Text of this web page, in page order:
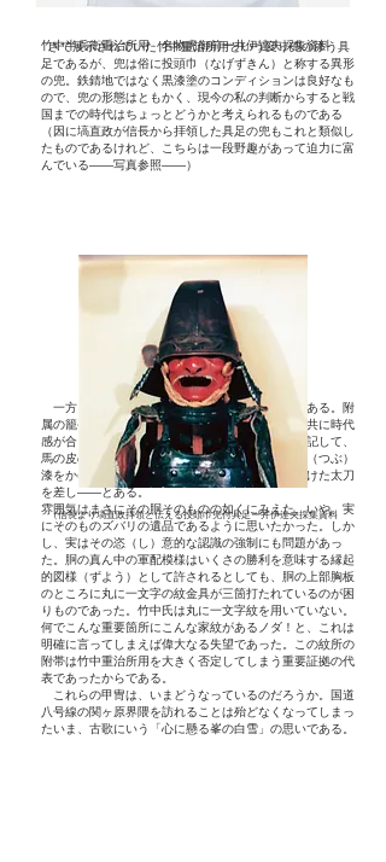
さて展示されていた竹中重治所用という変り兜の添う具
足であるが、兜は俗に投頭巾（なげずきん）と称する異形
の兜。鉄錆地ではなく黒漆塗のコンディションは良好なも
ので、兜の形態はともかく、現今の私の判断からすると戦
国までの時代はちょっとどうかと考えられるものである
（因に塙直政が信長から拝領した具足の兜もこれと類似し
たものであるけれど、こちらは一段野趣があって迫力に富
んでいる——写真参照——）
一方、胴は包革に金で軍配を図案化して描いてある。附
属の籠手（たしか革包の産籠手——うぶごて）と共に時代
感が合っていた。「古記」に竹中半兵衛の軍装を記して、
馬の皮の裏を表に用い粗々（あらあら）とした粒（つぶ）
漆をかけた鎧に・・・虎御前（とらごぜ）と名付けた太刀
を差し——とある。
雰囲気はまさにその胴そのものの如くにみえた。いや、実
にそのものズバリの遺品であるように思いたかった。しか
し、実はその恣（し）意的な認識の強制にも問題があっ
た。胴の真ん中の軍配模様はいくさの勝利を意味する縁起
的図様（ずよう）として許されるとしても、胴の上部胸板
のところに丸に一文字の紋金具が三箇打たれているのが困
りものであった。竹中氏は丸に一文字紋を用いていない。
何でこんな重要箇所にこんな家紋があるノダ！と、これは
明確に言ってしまえば偉大なる失望であった。この紋所の
附帯は竹中重治所用を大きく否定してしまう重要証拠の代
表であったからである。
これらの甲冑は、いまどうなっているのだろうか。国道
八号線の関ヶ原界隈を訪れることは殆どなくなってしまっ
たいま、古歌にいう「心に懸る峯の白雪」の思いである。
（信長より塙直政拝領と伝える投頭巾兜付具足ー井伊達夫採集資料
竹中半兵衛重治所用 名物虎御前ー井伊達夫採集資料